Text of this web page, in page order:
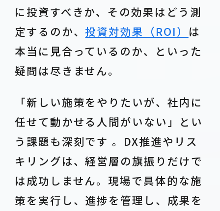
に投資すべきか、その効果はどう測
定するのか、 投資対効果（ROI） は
本当に見合っているのか、といった
疑問は尽きません。
「新しい施策をやりたいが、社内に
任せて動かせる人間がいない」とい
う課題も深刻です 。DX推進やリス
キリングは、経営層の旗振りだけで
は成功しません。現場で具体的な施
策を実行し、進捗を管理し、成果を